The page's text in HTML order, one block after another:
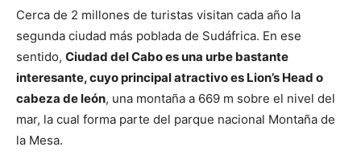
Cerca de 2 millones de turistas visitan cada año la
segunda ciudad más poblada de Sudáfrica. En ese
sentido, Ciudad del Cabo es una urbe bastante
interesante, cuyo principal atractivo es Lion’s Head o
cabeza de león, una montaña a 669 m sobre el nivel del
mar, la cual forma parte del parque nacional Montaña de
la Mesa.